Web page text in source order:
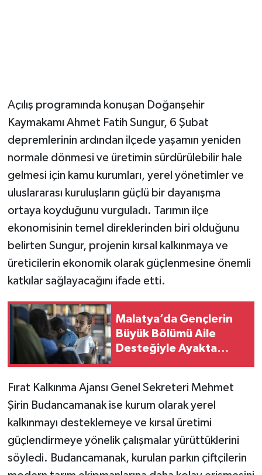
Açılış programında konuşan Doğanşehir
Kaymakamı Ahmet Fatih Sungur, 6 Şubat
depremlerinin ardından ilçede yaşamın yeniden
normale dönmesi ve üretimin sürdürülebilir hale
gelmesi için kamu kurumları, yerel yönetimler ve
uluslararası kuruluşların güçlü bir dayanışma
ortaya koyduğunu vurguladı. Tarımın ilçe
ekonomisinin temel direklerinden biri olduğunu
belirten Sungur, projenin kırsal kalkınmaya ve
üreticilerin ekonomik olarak güçlenmesine önemli
katkılar sağlayacağını ifade etti.
Malatya’da Gençlerin
Büyük Bölümü Aile
Desteğiyle Ayakta
Fırat Kalkınma Ajansı Genel Sekreteri Mehmet
Şirin Budancamanak ise kurum olarak yerel
kalkınmayı desteklemeye ve kırsal üretimi
güçlendirmeye yönelik çalışmalar yürüttüklerini
söyledi. Budancamanak, kurulan parkın çiftçilerin